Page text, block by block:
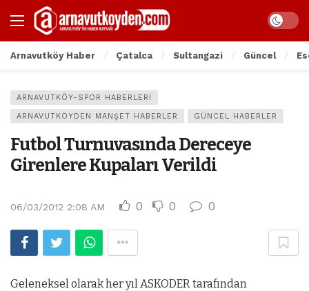
Arnavutköy Haber Çatalca Sultangazi Güncel
ARNAVUTKÖY-SPOR HABERLERI
ARNAVUTKÖYDEN MANŞET HABERLER GÜNCEL HABERLER
Futbol Turnuvasında Dereceye
Girenlere Kupaları Verildi
06/03/2012 2:08 AM 0 0 0
Geleneksel olarak her yıl ASKODER tarafından